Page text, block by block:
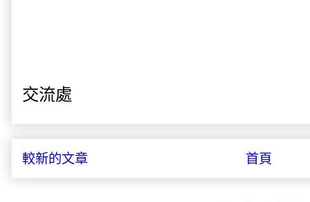
交流處
較新的文章 首頁